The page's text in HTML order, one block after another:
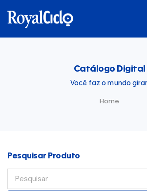
Catálogo Digital
Você faz o mundo
Home
Pesquisar Produto